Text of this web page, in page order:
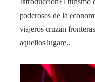
IntroducciónEl turismo
poderosos de la
viajeros cruzan
aquellos lugare...